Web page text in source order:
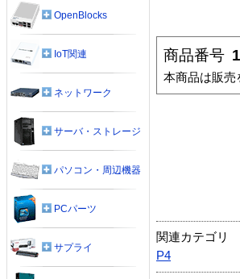
商品番号
本商品は販売
関連カテゴリ
P4
OpenBlocks
IoT関連
ネットワーク
サーバ・ストレージ
パソコン・周辺機器
PCパーツ
サプライ